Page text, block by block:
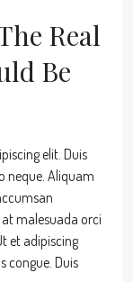
Real
Be
elit. Duis
neque. Aliquam
malesuada orci
et adipiscing
congue. Duis